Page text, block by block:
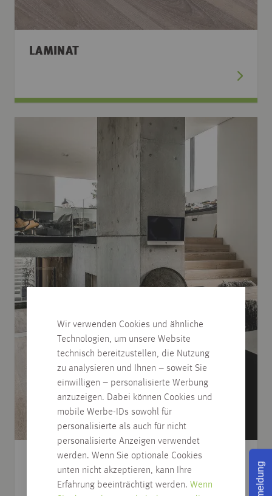
Wir verwenden Cookies und ähnliche
Technologien, um unsere Website
technisch bereitzustellen, die Nutzung
zu analysieren und Ihnen – soweit Sie
einwilligen – personalisierte Werbung
anzuzeigen. Dabei können Cookies und
mobile Werbe-IDs sowohl für
personalisierte als auch für nicht
personalisierte Anzeigen verwendet
werden. Wenn Sie optionale Cookies
unten nicht akzeptieren, kann Ihre
Erfahrung beeinträchtigt werden. Wenn
LAMINAT
MASSIVHOLZDIELEN